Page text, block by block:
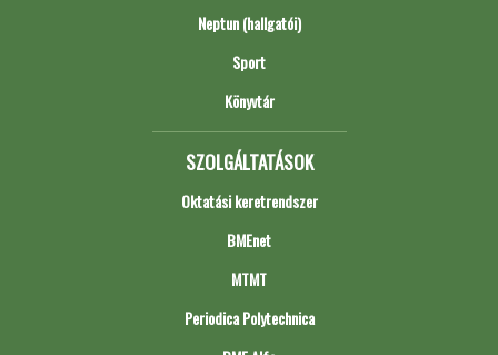
Neptun (hallgatói)
Sport
Könyvtár
SZOLGÁLTATÁSOK
Oktatási keretrendszer
BMEnet
MTMT
Periodica Polytechnica